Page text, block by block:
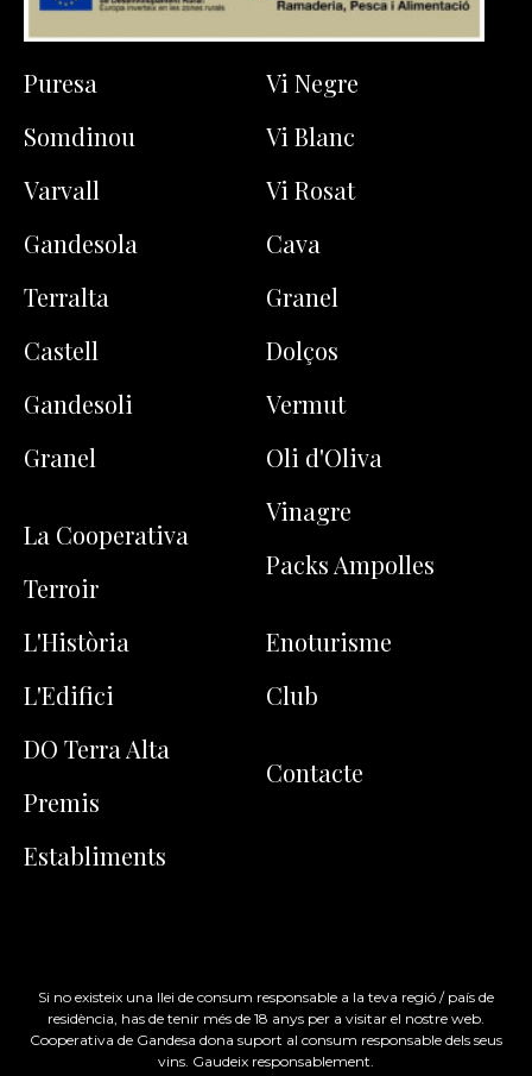
Puresa
Somdinou
Varvall
Gandesola
Terralta
Castell
Gandesoli
Granel
La Cooperativa
Terroir
L'Història
L'Edifici
DO Terra Alta
Premis
Establiments
Vi Negre
Vi Blanc
Vi Rosat
Cava
Granel
Dolços
Vermut
Oli d'Oliva
Vinagre
Packs Ampolles
Enoturisme
Club
Contacte
Si no existeix una llei de consum responsable a la teva regió / país de
residència, has de tenir més de 18 anys per a visitar el nostre web.
Cooperativa de Gandesa dona suport al consum responsable dels seus
vins. Gaudeix responsablement.